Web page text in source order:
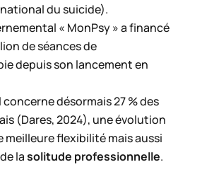
du suicide).
« MonPsy » a financé
de séances de
depuis son lancement en
désormais 27 % des
(Dares, 2024), une évolution
meilleure flexibilité mais aussi
lasolitude professionnelle.